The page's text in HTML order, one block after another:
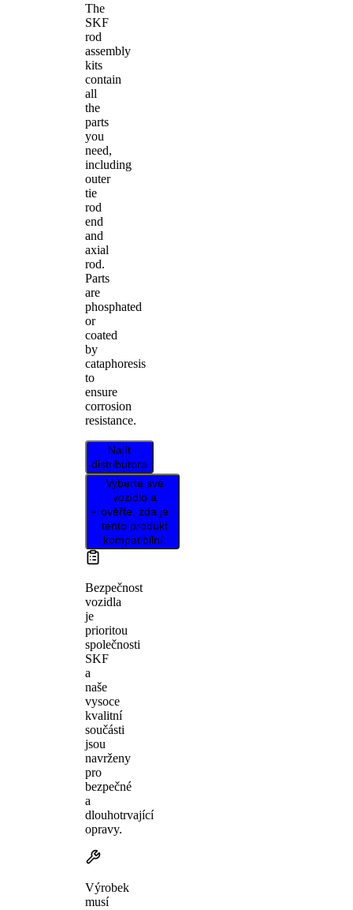
The
SKF
rod
assembly
kits
contain
all
the
parts
you
need,
including
outer
tie
rod
end
and
axial
rod.
Parts
are
phosphated
or
coated
by
cataphoresis
to
ensure
corrosion
resistance.
Najít
distributora
Vyberte své
vozidlo a
ověřte, zda je
tento produkt
kompatibilní.
Bezpečnost
vozidla
je
prioritou
společnosti
SKF
a
naše
vysoce
kvalitní
součásti
jsou
navrženy
pro
bezpečné
a
dlouhotrvající
opravy.
Výrobek
musí